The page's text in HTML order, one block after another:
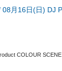
COLOUR SCENE